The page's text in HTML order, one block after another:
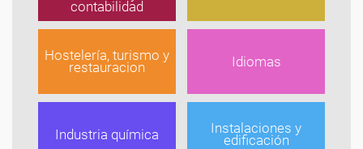
contabilidad
Hostelería, turismo y
restauracion Idiomas
Industria química Instalaciones y
edificación